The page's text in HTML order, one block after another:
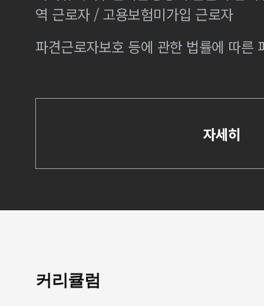
역 근로자 / 고용보험미가입 근로자
파견근로자보호 등에 관한 법률에 따른
자세히
커리큘럼